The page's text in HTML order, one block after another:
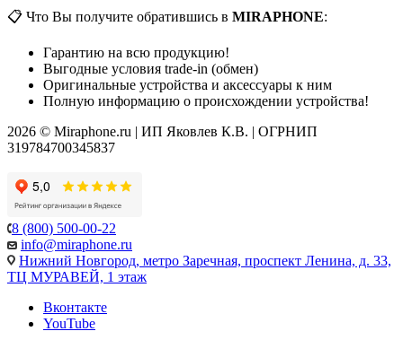
📋 Что Вы получите обратившись в MIRAPHONE:
Гарантию на всю продукцию!
Выгодные условия trade-in (обмен)
Оригинальные устройства и аксессуары к ним
Полную информацию о происхождении устройства!
2026 © Miraphone.ru | ИП Яковлев К.В. | ОГРНИП
319784700345837
8 (800) 500-00-22
info@miraphone.ru
Нижний Новгород, метро Заречная, проспект Ленина, д. 33,
ТЦ МУРАВЕЙ, 1 этаж
Вконтакте
YouTube